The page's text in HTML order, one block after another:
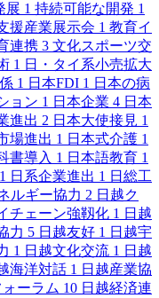
展 1 持続可能な開発 1
援産業展示会 1 教育イ
連携 3 文化スポーツ交
1 日・タイ系小売拡大
1 日本FDI 1 日本の病
ョン 1 日本企業 4 日本
進出 2 日本大使接見 1
場進出 1 日本式介護 1
書導入 1 日本語教育 1
1 日系企業進出 1 日総工
ルギー協力 2 日越ク
チェーン強靱化 1 日越
力 5 日越友好 1 日越宇
1 日越文化交流 1 日越
海洋対話 1 日越産業協
ーラム 10 日越経済連